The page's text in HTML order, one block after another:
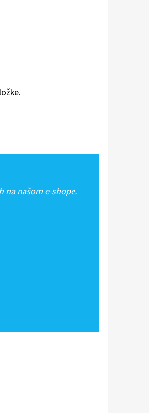
na našom e-shope.